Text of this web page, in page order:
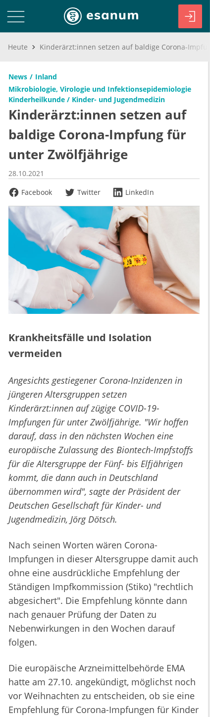
Heute
News
Inland
Mikrobiologie, Virologie und Infektionsepidemiologie
Kinderheilkunde / Kinder- und Jugendmedizin
Kinderärzt:innen setzen auf
baldige Corona-Impfung für
unter Zwölfjährige
28.10.2021
Facebook
Twitter LinkedIn
Krankheitsfälle und Isolation
vermeiden
Angesichts gestiegener Corona-Inzidenzen in
jüngeren Altersgruppen setzen
Kinderärzt:innen auf zügige COVID-19-
Impfungen für unter Zwölfjährige. "Wir hoffen
darauf, dass in den nächsten Wochen eine
europäische Zulassung des Biontech-Impfstoffs
für die Altersgruppe der Fünf- bis Elfjährigen
kommt, die dann auch in Deutschland
übernommen wird", sagte der Präsident der
Deutschen Gesellschaft für Kinder- und
Jugendmedizin, Jörg Dötsch.
Nach seinen Worten wären Corona-
Impfungen in dieser Altersgruppe damit auch
ohne eine ausdrückliche Empfehlung der
Ständigen Impfkommission (Stiko) "rechtlich
abgesichert". Die Empfehlung könnte dann
nach genauer Prüfung der Daten zu
Nebenwirkungen in den Wochen darauf
folgen.
Die europäische Arzneimittelbehörde EMA
hatte am 27.10. angekündigt, möglichst noch
vor Weihnachten zu entscheiden, ob sie eine
Empfehlung für Corona-Impfungen für Kinder